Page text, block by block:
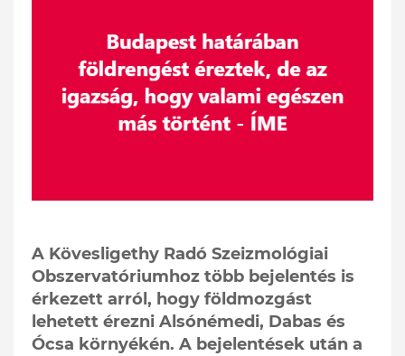
A Kövesligethy Radó Szeizmológiai
Obszervatóriumhoz több bejelentés is
érkezett arról, hogy földmozgást
lehetett érezni Alsónémedi, Dabas és
Ócsa környékén. A bejelentések után a